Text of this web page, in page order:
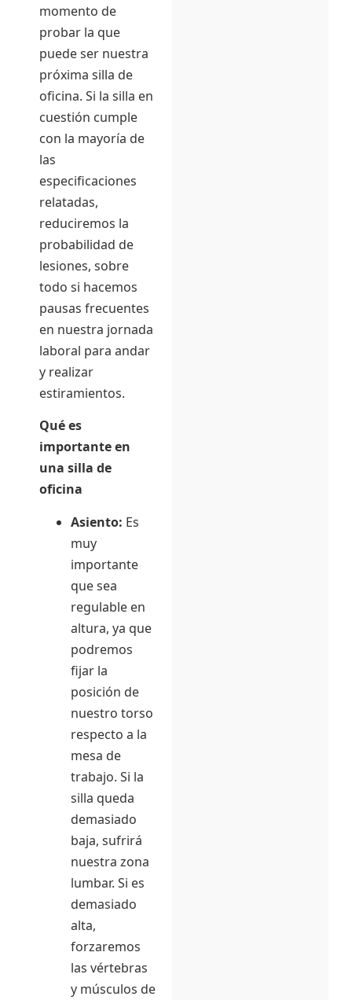
momento de
probar la que
puede ser nuestra
próxima silla de
oficina. Si la silla en
cuestión cumple
con la mayoría de
las
especificaciones
relatadas,
reduciremos la
probabilidad de
lesiones, sobre
todo si hacemos
pausas frecuentes
en nuestra jornada
laboral para andar
y realizar
estiramientos.
Qué es
importante en
una silla de
oficina
Asiento: Es
muy
importante
que sea
regulable en
altura, ya que
podremos
fijar la
posición de
nuestro torso
respecto a la
mesa de
trabajo. Si la
silla queda
demasiado
baja, sufrirá
nuestra zona
lumbar. Si es
demasiado
alta,
forzaremos
las vértebras
y músculos de